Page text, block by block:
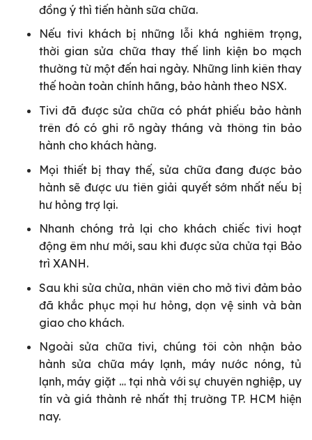
đồng ý thì tiến hành sữa chữa.
Nếu tivi khách bị những lỗi khá nghiêm trọng,
thời gian sửa chữa thay thế linh kiện bo mạch
thường từ một đến hai ngày. Những linh kiên thay
thế hoàn toàn chính hãng, bảo hành theo NSX.
Tivi đã được sửa chữa có phát phiếu bảo hành
trên đó có ghi rõ ngày tháng và thông tin bảo
hành cho khách hàng.
Mọi thiết bị thay thế, sửa chữa đang được bảo
hành sẽ được ưu tiên giải quyết sớm nhất nếu bị
hư hỏng trợ lại.
Nhanh chóng trả lại cho khách chiếc tivi hoạt
động êm như mới, sau khi được sửa chửa tại Bảo
trì XANH.
Sau khi sửa chửa, nhân viên cho mở tivi đảm bảo
đã khắc phục mọi hư hỏng, dọn vệ sinh và bàn
giao cho khách.
Ngoài sửa chữa tivi, chúng tôi còn nhận bảo
hành sửa chữa máy lạnh, máy nước nóng, tủ
lạnh, máy giặt … tại nhà với sự chuyên nghiệp, uy
tín và giá thành rẻ nhất thị trường TP. HCM hiện
nay.